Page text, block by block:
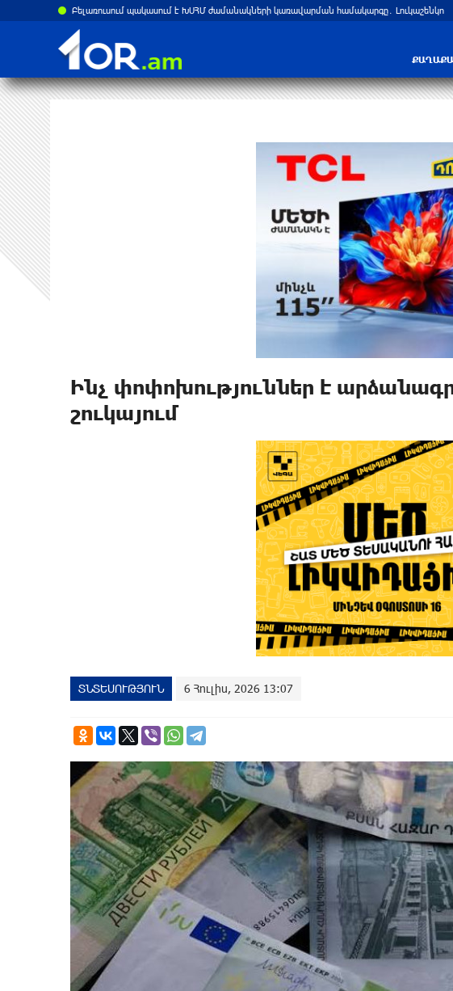
Բելառուսում պակասում է ԽՍՀՄ ժամանակների կառավարման համակարգը․ Լուկաշենկո
Ինչ փոփոխություններ է
շուկայում
ՏՆՏԵՍՈՒԹՅՈՒՆ 6 Հուլիս, 2026 13:07